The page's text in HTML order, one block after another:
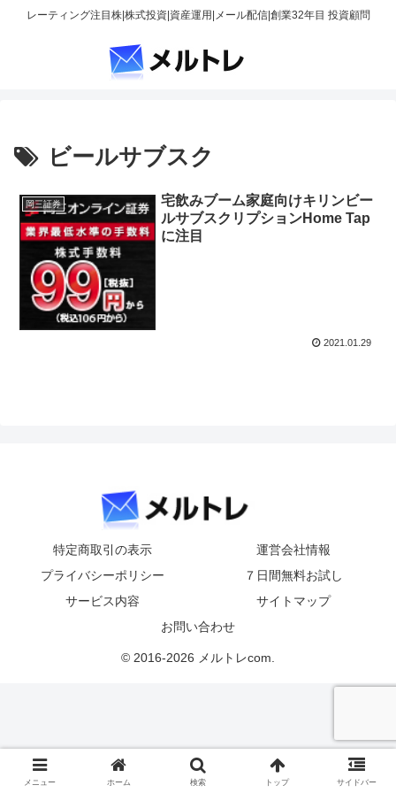
レーティング注目株|株式投資|資産運用|メール配信|創業32年目 投資顧問
ビールサブスク
岡三証券
宅飲みブーム家庭向けキリンビー
ルサブスクリプションHome Tap
に注目
2021.01.29
特定商取引の表示
運営会社情報
プライバシーポリシー
７日間無料お試し
サービス内容
サイトマップ
お問い合わせ
© 2016-2026 メルトレcom.
メニュー ホーム 検索 トップ サイドバー